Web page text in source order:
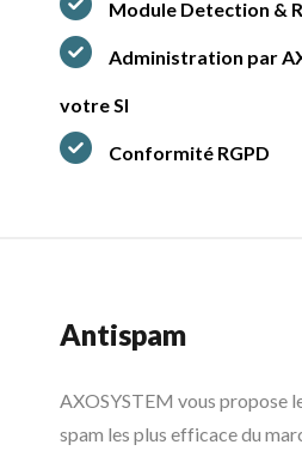
Module Detection &
Administration par
votre SI
Conformité RGPD
Antispam
AXOSYSTEM vous propose
spam les plus efficace du